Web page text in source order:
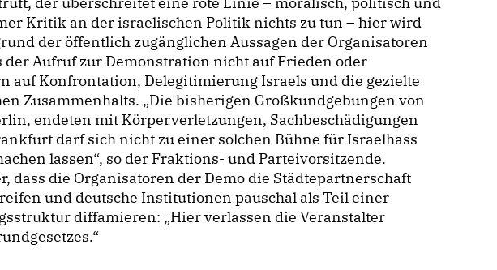
Kritik an der israelischen Politik nichts zu tun – hier wird
der öffentlich zugänglichen Aussagen der Organisatoren
der Aufruf zur Demonstration nicht auf Frieden oder
auf Konfrontation, Delegitimierung Israels und die gezielte
Zusammenhalts. „Die bisherigen Großkundgebungen von
endeten mit Körperverletzungen, Sachbeschädigungen
darf sich nicht zu einer solchen Bühne für Israelhass
lassen“, so der Fraktions- und Parteivorsitzende.
dass die Organisatoren der Demo die Städtepartnerschaft
und deutsche Institutionen pauschal als Teil einer
diffamieren: „Hier verlassen die Veranstalter